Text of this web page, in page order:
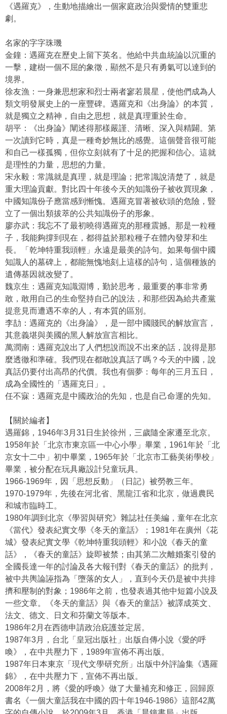
《遇羅克》，生動地描繪出一個家庭政治與愛情的雙重悲
劇。
名家的字字珠璣
金鐘：遇羅克在歷史上留下英名。他給中共血統論以沉重的
一擊，建樹一個不屈的象徵，顯然不是只有勇氣可以達到的
境界。
徐友漁：一身兼思想家和烈士兩者寥若晨星，使他們成為人
類文明發展史上的一座豐碑。遇羅克和《出身論》的本質，
就是獨立之精神，自由之思想，就是真理重於生命。
胡平：《出身論》闡述得那樣嚴謹、清晰、深入與精闢。第
一次讀到它時，真是一種奇妙無比的感覺。這個聲音很可能
和自己一樣孤獨，但你立刻就有了十足的把握和信心。這就
是理性的力量，思想的力量。
宋永毅：常識就是真理，就是理論；把常識說清楚了，就是
重大理論貢獻。對比四十年後今天的知識份子被收買現象，
中國知識份子應當感到慚愧。遇羅克冒著被砍頭的危險，豎
立了一個出類拔萃的公共知識份子的形象。
廖亦武：我忘不了最初曉得遇羅克的那種震撼。那是一粒種
子，我能夠撐到現在，都得益於那粒種子在體內發芽和生
長。「乾坤特重我頭輕」永遠是最美的詩句。如果每個中國
知識人的墓碑上，都能無愧地刻上這樣的詩句，這個種族的
遺傳基因就改變了。
魏京生：遇羅克知識淵博，勤於思考，最重要的事非常勇
敢，敢用自己的生命堅持自己的說法，和那些因為給共產黨
提意見而遭遇不幸的人，有本質的區別。
李劼：遇羅克的《出身論》，是一部中國賤民的解放宣言，
其意義堪與美國的黑人解放宣言相比。
萬潤南：遇羅克說出了人們想說而說不出來的話，說得是那
麼透徹和準確。我們現在都敢說真話了嗎？今天的中國，說
真話仍要付出高昂的代價。我也有個夢：每年的三月五日，
成為全國性的「遇羅克日」。
任不寐：遇羅克是中國政治的先知，也是自己命運的先知。
【關於編者】
遇羅錦，1946年3月31日生於徐州，三歲隨全家遷至北京。
1958年於「北京市東京區一中心小學」畢業，1961年於「北
京女十二中」初中畢業，1965年於「北京市工藝美術學校」
畢業，被分配在玩具廠設計兒童玩具。
1966-1969年，因「思想反動」（日記）被勞教三年。
1970-1979年，先後在河北省、黑龍江省和北京，做過農民
和城市臨時工。
1980年調到北京《學習與研究》雜誌社任美編，童年在北京
《當代》發表紀實文學《冬天的童話》；1981年在廣州《花
城》發表紀實文學《乾坤特重我頭輕》和小說《春天的童
話》，《春天的童話》旋即被禁；由其第二次離婚案引發的
全國長達一年的討論及各大報刊對《春天的童話》的批判，
被中共輿論誣指為「墮落的女人」，直到今天仍是被中共排
擠和壓制的對象；1986年之前，也發表過其他中短篇小說及
一些文章。《冬天的童話》與《春天的童話》被譯成英文、
法文、德文、日文和芬蘭文等版本。
1986年2月在西德申請政治庇護並定居。
1987年3月，台北「皇冠出版社」出版自傳小說《愛的呼
喚》，在中共壓力下，1989年宣佈不再出版。
1987年日本東京「現代文學研究所」出版中外評論集《遇羅
錦》，在中共壓力下，宣佈不再出版。
2008年2月，將《愛的呼喚》做了大量補充和修正，回歸原
書名《一個大童話我在中國的四十年1946-1986》這部42萬